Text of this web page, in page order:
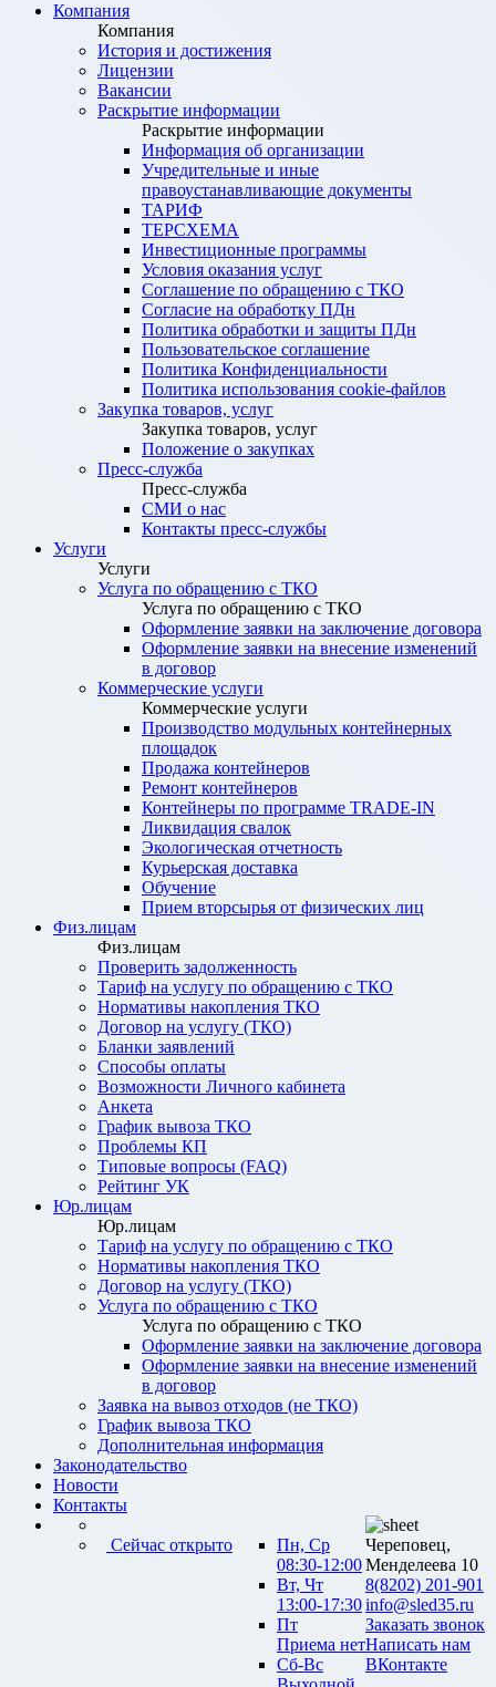
Компания
Компания
История и достижения
Лицензии
Вакансии
Раскрытие информации
Раскрытие информации
Информация об организации
Учредительные и иные
правоустанавливающие документы
ТАРИФ
ТЕРСХЕМА
Инвестиционные программы
Условия оказания услуг
Соглашение по обращению с ТКО
Согласие на обработку ПДн
Политика обработки и защиты ПДн
Пользовательское соглашение
Политика Конфиденциальности
Политика использования cookie-файлов
Закупка товаров, услуг
Закупка товаров, услуг
Положение о закупках
Пресс-служба
Пресс-служба
СМИ о нас
Контакты пресс-службы
Услуги
Услуги
Услуга по обращению с ТКО
Услуга по обращению с ТКО
Оформление заявки на заключение договора
Оформление заявки на внесение изменений
в договор
Коммерческие услуги
Коммерческие услуги
Производство модульных контейнерных
площадок
Продажа контейнеров
Ремонт контейнеров
Контейнеры по программе TRADE-IN
Ликвидация свалок
Экологическая отчетность
Курьерская доставка
Обучение
Прием вторсырья от физических лиц
Физ.лицам
Физ.лицам
Проверить задолженность
Тариф на услугу по обращению с ТКО
Нормативы накопления ТКО
Договор на услугу (ТКО)
Бланки заявлений
Способы оплаты
Возможности Личного кабинета
Анкета
График вывоза ТКО
Проблемы КП
Типовые вопросы (FAQ)
Рейтинг УК
Юр.лицам
Юр.лицам
Тариф на услугу по обращению с ТКО
Нормативы накопления ТКО
Договор на услугу (ТКО)
Услуга по обращению с ТКО
Услуга по обращению с ТКО
Оформление заявки на заключение договора
Оформление заявки на внесение изменений
в договор
Заявка на вывоз отходов (не ТКО)
График вывоза ТКО
Дополнительная информация
Законодательство
Новости
Контакты
Сейчас открыто
Пн, Ср
08:30-12:00
Вт, Чт
13:00-17:30
Пт
Приема нет
Сб-Вс
Череповец,
Менделеева 10
8(8202) 201-901
info@sled35.ru
Заказать звонок
Написать нам
ВКонтакте